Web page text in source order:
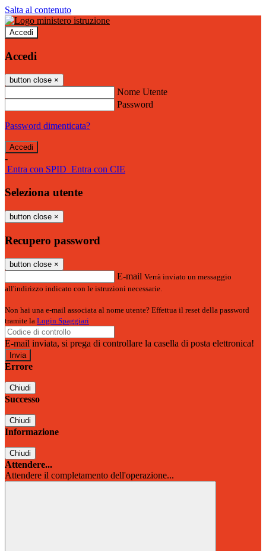
Salta al contenuto
Accedi
Accedi
button close ×
Nome Utente
Password
Password dimenticata?
-
Entra con SPID Entra con CIE
Seleziona utente
button close ×
Recupero password
button close ×
E-mail Verrà inviato un messaggio
all'indirizzo indicato con le istruzioni necessarie.
Non hai una e-mail associata al nome utente? Effettua il reset della password
tramite la Login Spaggiari
E-mail inviata, si prega di controllare la casella di posta elettronica!
Errore
Chiudi
Successo
Chiudi
Informazione
Chiudi
Attendere...
Attendere il completamento dell'operazione...